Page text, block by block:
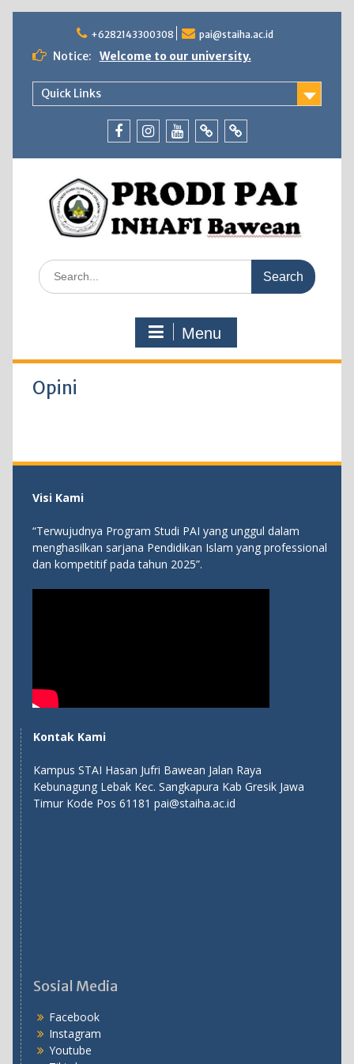
content
+6282143300308 pai@staiha.ac.id
Notice: Welcome to our university.
Quick Links
Search
for:
Menu
Opini
Visi Kami
“Terwujudnya Program Studi PAI yang unggul dalam
menghasilkan sarjana Pendidikan Islam yang professional
dan kompetitif pada tahun 2025”.
Kontak Kami
Kampus STAI Hasan Jufri Bawean Jalan Raya
Kebunagung Lebak Kec. Sangkapura Kab Gresik Jawa
Timur Kode Pos 61181 pai@staiha.ac.id
Sosial Media
Facebook
Instagram
Youtube